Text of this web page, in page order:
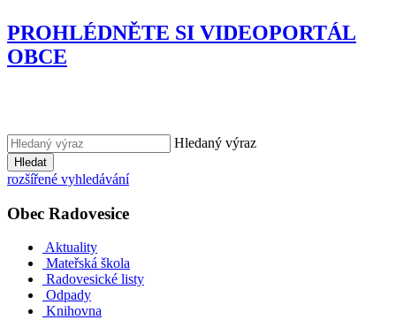
PROHLÉDNĚTE SI VIDEOPORTÁL
OBCE
Hledaný výraz
Hledat
rozšířené vyhledávání
Obec Radovesice
Aktuality
Mateřská škola
Radovesické listy
Odpady
Knihovna